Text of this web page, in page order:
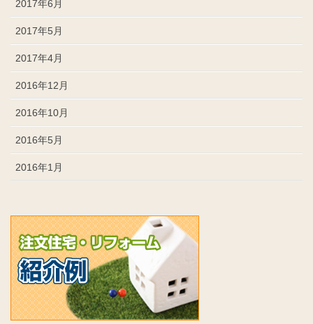
2017年6月
2017年5月
2017年4月
2016年12月
2016年10月
2016年5月
2016年1月